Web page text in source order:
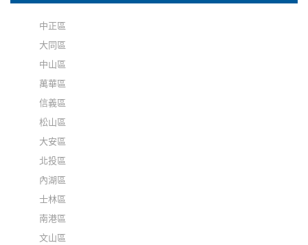
中正區
大同區
中山區
萬華區
信義區
松山區
大安區
北投區
內湖區
士林區
南港區
文山區